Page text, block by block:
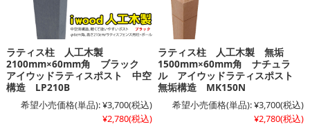
ラティス柱 人工木製
2100mm×60mm角 ブラック
アイウッドラティスポスト 中空
構造 LP210B
希望小売価格(単品):¥3,700(税込)
¥2,780(税込)
ラティス柱 人工木製 無垢
1500mm×60mm角 ナチュラ
ル アイウッドラティスポスト
無垢構造 MK150N
希望小売価格(単品):¥3,700(税込)
¥2,780(税込)